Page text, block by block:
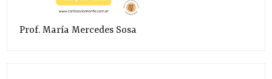
Prof. María Mercedes Sosa